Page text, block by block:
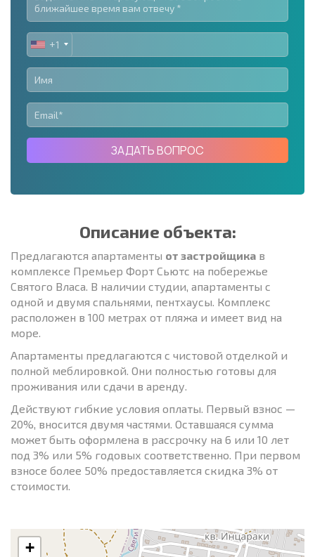
UNITED
STATES
+1
+1
ЗАДАТЬ ВОПРОС
Описание объекта:
Предлагаются апартаменты от застройщика в
комплексе Премьер Форт Сьютс на побережье
Святого Власа. В наличии студии, апартаменты с
одной и двумя спальнями, пентхаусы. Комплекс
расположен в 100 метрах от пляжа и имеет вид на
море.
Апартаменты предлагаются с чистовой отделкой и
полной меблировкой. Они полностью готовы для
проживания или сдачи в аренду.
Действуют гибкие условия оплаты. Первый взнос —
20%, вносится двумя частями. Оставшаяся сумма
может быть оформлена в рассрочку на 6 или 10 лет
под 3% или 5% годовых соответственно. При первом
взносе более 50% предоставляется скидка 3% от
стоимости.
+